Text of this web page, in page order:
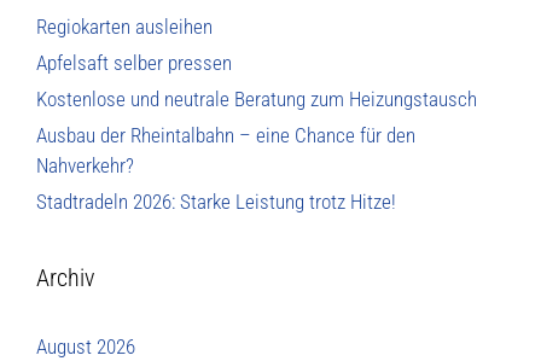
Regiokarten ausleihen
Apfelsaft selber pressen
Kostenlose und neutrale Beratung zum Heizungstausch
Ausbau der Rheintalbahn – eine Chance für den
Nahverkehr?
Stadtradeln 2026: Starke Leistung trotz Hitze!
Archiv
August 2026